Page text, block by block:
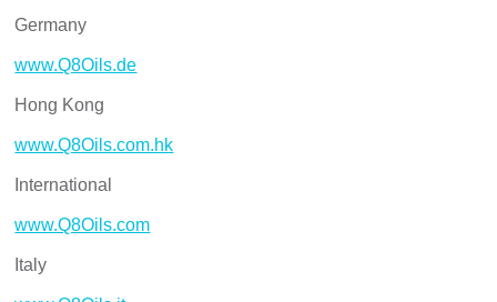
Germany
www.Q8Oils.de
Hong Kong
www.Q8Oils.com.hk
International
www.Q8Oils.com
Italy